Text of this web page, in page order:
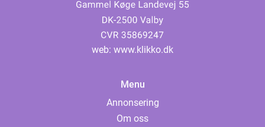
web: www.klikko.dk
Menu
Annonsering
Om oss